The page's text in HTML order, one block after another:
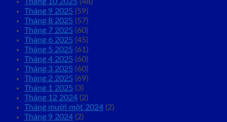
Tháng 10 2025 (48)
Tháng 9 2025 (59)
Tháng 8 2025 (57)
Tháng 7 2025 (60)
Tháng 6 2025 (45)
Tháng 5 2025 (61)
Tháng 4 2025 (60)
Tháng 3 2025 (60)
Tháng 2 2025 (69)
Tháng 1 2025 (3)
Tháng 12 2024 (2)
Tháng mười một 2024 (2)
Tháng 9 2024 (2)